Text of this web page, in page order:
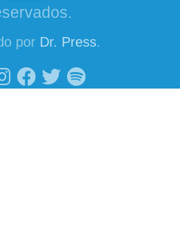
por Dr. Press.